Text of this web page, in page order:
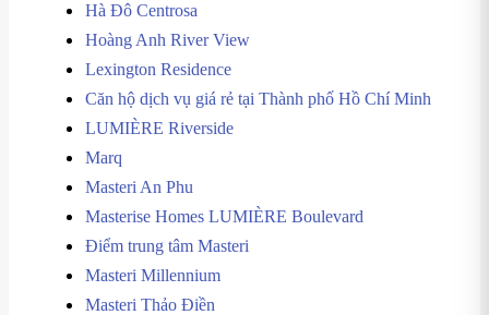
Hà Đô Centrosa
Hoàng Anh River View
Lexington Residence
Căn hộ dịch vụ giá rẻ tại Thành phố Hồ Chí Minh
LUMIÈRE Riverside
Marq
Masteri An Phu
Masterise Homes LUMIÈRE Boulevard
Điểm trung tâm Masteri
Masteri Millennium
Masteri Thảo Điền